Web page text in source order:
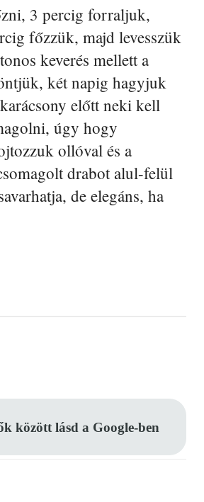
3 percig forraljuk,
főzzük, majd levesszük
keverés mellett a
két napig hagyjuk
előtt neki kell
úgy hogy
ollóval és a
drabot alul-felül
de elegáns, ha
között lásd a Google-ben